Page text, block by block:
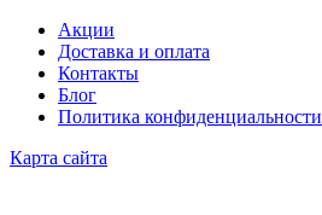
Акции
Доставка и оплата
Контакты
Блог
Политика конфиденциальности
Карта сайта